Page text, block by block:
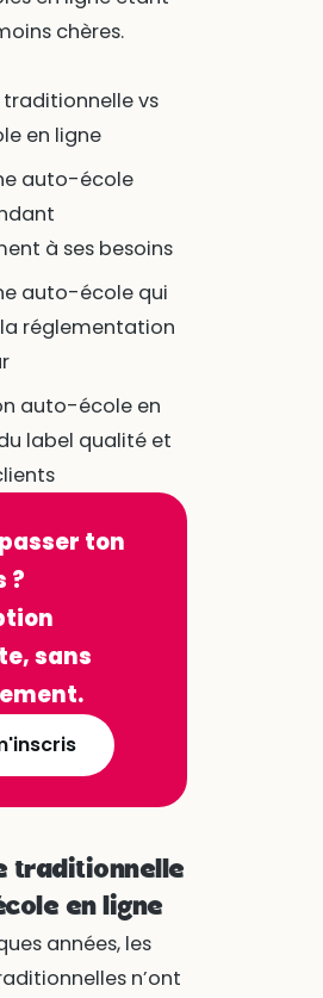
chères.
vs
en ligne
auto-école
à ses besoins
auto-école qui
réglementation
auto-école en
label qualité et
ton
?
sans
traditionnelle
en ligne
années, les
n’ont